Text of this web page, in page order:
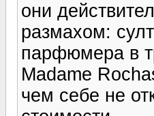
они
размахом:
парфюмера в
Madame
чем себе не